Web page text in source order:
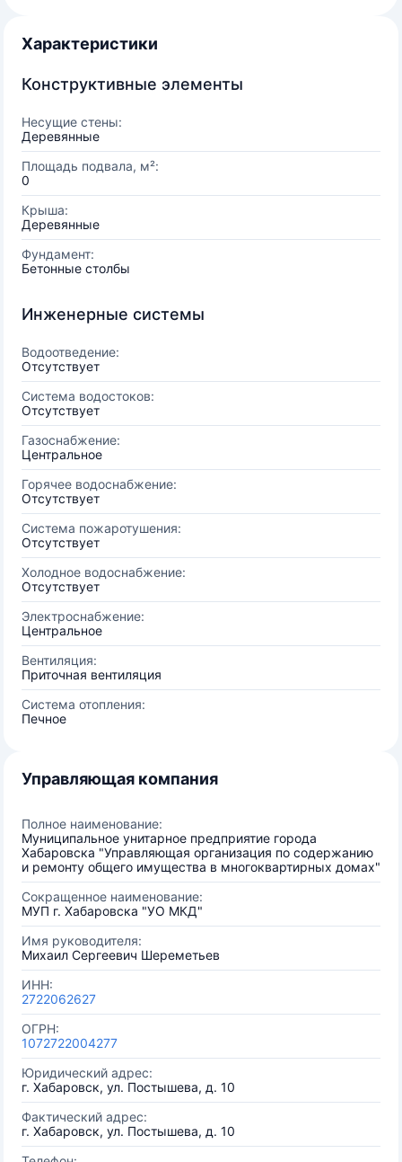
Характеристики
Конструктивные элементы
Несущие стены:
Деревянные
Площадь подвала, м²:
0
Крыша:
Деревянные
Фундамент:
Бетонные столбы
Инженерные системы
Водоотведение:
Отсутствует
Система водостоков:
Отсутствует
Газоснабжение:
Центральное
Горячее водоснабжение:
Отсутствует
Система пожаротушения:
Отсутствует
Холодное водоснабжение:
Отсутствует
Электроснабжение:
Центральное
Вентиляция:
Приточная вентиляция
Система отопления:
Печное
Управляющая компания
Полное наименование:
Муниципальное унитарное предприятие города
Хабаровска "Управляющая организация по содержанию
и ремонту общего имущества в многоквартирных домах"
Сокращенное наименование:
МУП г. Хабаровска "УО МКД"
Имя руководителя:
Михаил Сергеевич Шереметьев
ИНН:
2722062627
ОГРН:
1072722004277
Юридический адрес:
г. Хабаровск, ул. Постышева, д. 10
Фактический адрес:
г. Хабаровск, ул. Постышева, д. 10